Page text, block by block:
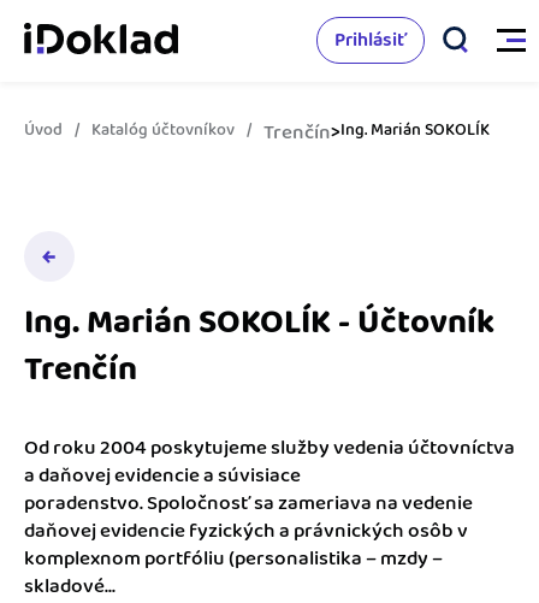
Správa kontaktov
Sledovanie cashflow
Spolupráca s účtovníkom
Prepojenie na ďalšie systémy
Spriatelení účtovníci
Katalóg doplnkov
Vzdelanie
Nápoveda
Ako sa vyznať vo fakturácii
Blog
Prihlásiť
Úvod Katalóg účtovníkov Trenčín>Ing. Marián SOKOLÍK
Ing. Marián SOKOLÍK - Účtovník
Trenčín
Od roku 2004 poskytujeme služby vedenia účtovníctva
a daňovej evidencie a súvisiace
poradenstvo. Spoločnosť sa zameriava na vedenie
daňovej evidencie fyzických a právnických osôb v
komplexnom portfóliu (personalistika – mzdy –
skladové...